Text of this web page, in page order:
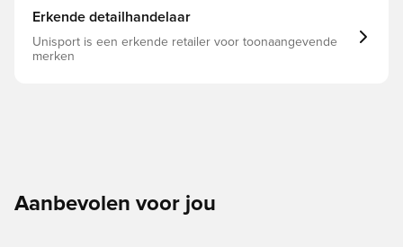
Erkende detailhandelaar
Unisport is een erkende retailer voor toonaangevende
merken
Aanbevolen voor jou